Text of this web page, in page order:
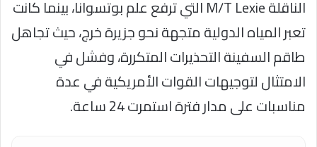
الناقلة M/T Lexie التي ترفع علم بوتسوانا، بينما كانت
تعبر المياه الدولية متجهة نحو جزيرة خرج، حيث تجاهل
طاقم السفينة التحذيرات المتكررة، وفشل في
الامتثال لتوجيهات القوات الأمريكية في عدة
مناسبات على مدار فترة استمرت 24 ساعة.